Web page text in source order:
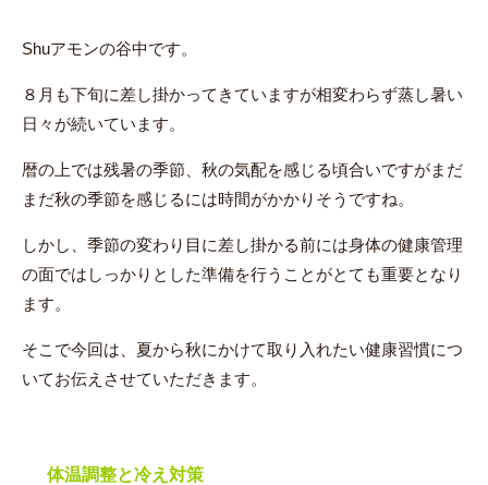
Shuアモンの谷中です。
８月も下旬に差し掛かってきていますが相変わらず蒸し暑い
日々が続いています。
暦の上では残暑の季節、秋の気配を感じる頃合いですがまだ
まだ秋の季節を感じるには時間がかかりそうですね。
しかし、季節の変わり目に差し掛かる前には身体の健康管理
の面ではしっかりとした準備を行うことがとても重要となり
ます。
そこで今回は、夏から秋にかけて取り入れたい健康習慣につ
いてお伝えさせていただきます。
体温調整と冷え対策